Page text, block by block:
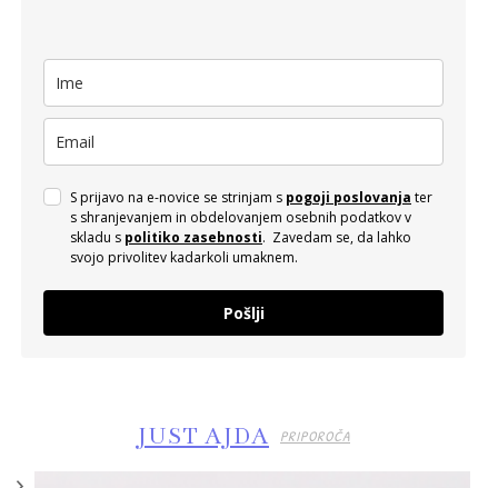
S prijavo na e-novice se strinjam s pogoji poslovanja ter
s shranjevanjem in obdelovanjem osebnih podatkov v
skladu s politiko zasebnosti. Zavedam se, da lahko
svojo privolitev kadarkoli umaknem.
Pošlji
JUST AJDA PRIPOROČA